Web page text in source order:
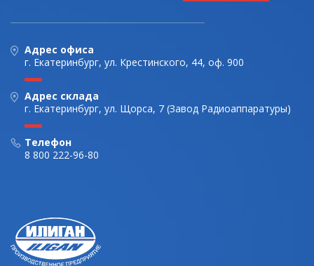
Адрес офиса
г. Екатеринбург, ул. Крестинского, 44, оф. 900
Адрес склада
г. Екатеринбург, ул. Щорса, 7 (Завод Радиоаппаратуры)
Телефон
8 800 222-96-80